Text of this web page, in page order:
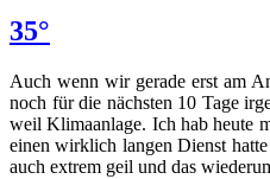
35°
Auch wenn wir gerade erst am
noch für die nächsten 10 Tage
weil Klimaanlage. Ich hab heute
einen wirklich langen Dienst
auch extrem geil und das